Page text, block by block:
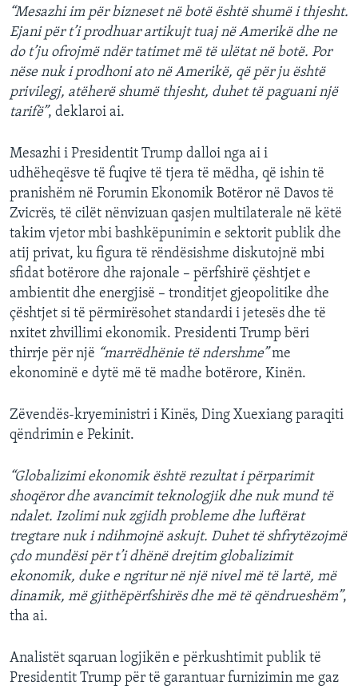
1080p
“Mesazhi im për bizneset në botë është shumë i thjesht.
Ejani për t’i prodhuar artikujt tuaj në Amerikë dhe ne
do t’ju ofrojmë ndër tatimet më të ulëtat në botë. Por
nëse nuk i prodhoni ato në Amerikë, që për ju është
privilegj, atëherë shumë thjesht, duhet të paguani një
tarifë”, deklaroi ai.
Mesazhi i Presidentit Trump dalloi nga ai i
udhëheqësve të fuqive të tjera të mëdha, që ishin të
pranishëm në Forumin Ekonomik Botëror në Davos të
Zvicrës, të cilët nënvizuan qasjen multilaterale në këtë
takim vjetor mbi bashkëpunimin e sektorit publik dhe
atij privat, ku figura të rëndësishme diskutojnë mbi
sfidat botërore dhe rajonale – përfshirë çështjet e
ambientit dhe energjisë – tronditjet gjeopolitike dhe
çështjet si të përmirësohet standardi i jetesës dhe të
nxitet zhvillimi ekonomik. Presidenti Trump bëri
thirrje për një “marrëdhënie të ndershme”me
ekonominë e dytë më të madhe botërore, Kinën.
Zëvendës-kryeministri i Kinës, Ding Xuexiang paraqiti
qëndrimin e Pekinit.
“Globalizimi ekonomik është rezultat i përparimit
shoqëror dhe avancimit teknologjik dhe nuk mund të
ndalet. Izolimi nuk zgjidh probleme dhe luftërat
tregtare nuk i ndihmojnë askujt. Duhet të shfrytëzojmë
çdo mundësi për t’i dhënë drejtim globalizimit
ekonomik, duke e ngritur në një nivel më të lartë, më
dinamik, më gjithëpërfshirës dhe më të qëndrueshëm”,
tha ai.
Analistët sqaruan logjikën e përkushtimit publik të
Presidentit Trump për të garantuar furnizimin me gaz